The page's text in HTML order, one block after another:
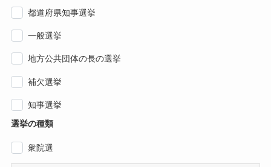
都道府県知事選挙
一般選挙
地方公共団体の長の選挙
補欠選挙
知事選挙
選挙の種類
衆院選